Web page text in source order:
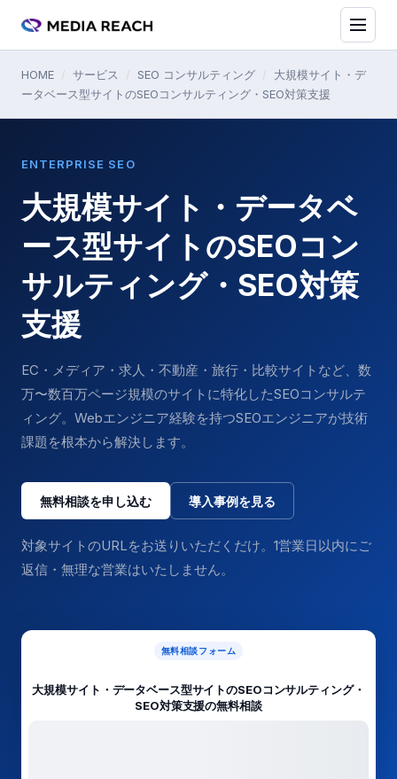
HOME サービス SEO コンサルティング
大規模サイト・デ
ータベース型サイトのSEOコンサルティング・SEO対策支援
ENTERPRISE SEO
大規模サイト・データベ
ース型サイトのSEOコン
サルティング・SEO対策
支援
EC・メディア・求人・不動産・旅行・比較サイトなど、数
万〜数百万ページ規模のサイトに特化したSEOコンサルテ
ィング。Webエンジニア経験を持つSEOエンジニアが技術
課題を根本から解決します。
無料相談を申し込む 導入事例を見る
対象サイトのURLをお送りいただくだけ。1営業日以内にご
返信・無理な営業はいたしません。
無料相談フォーム
大規模サイト・データベース型サイトのSEOコンサルティング・
SEO対策支援の無料相談